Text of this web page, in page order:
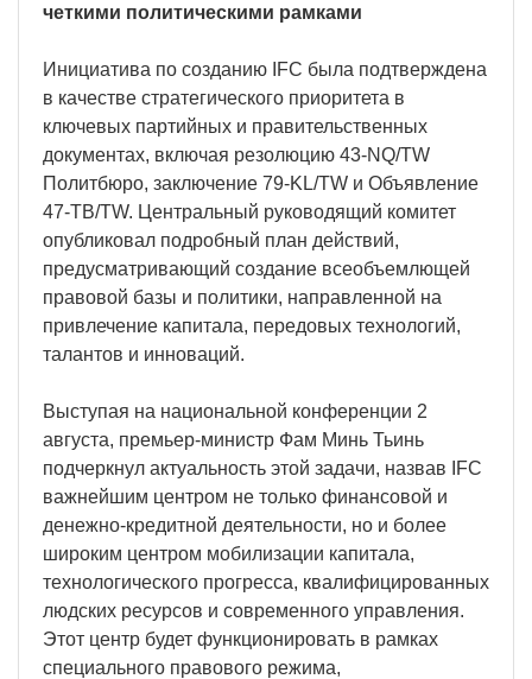
четкими политическими рамками
Инициатива по созданию IFC была подтверждена
в качестве стратегического приоритета в
ключевых партийных и правительственных
документах, включая резолюцию 43-NQ/TW
Политбюро, заключение 79-KL/TW и Объявление
47-TB/TW. Центральный руководящий комитет
опубликовал подробный план действий,
предусматривающий создание всеобъемлющей
правовой базы и политики, направленной на
привлечение капитала, передовых технологий,
талантов и инноваций.
Выступая на национальной конференции 2
августа, премьер-министр Фам Минь Тьинь
подчеркнул актуальность этой задачи, назвав IFC
важнейшим центром не только финансовой и
денежно-кредитной деятельности, но и более
широким центром мобилизации капитала,
технологического прогресса, квалифицированных
людских ресурсов и современного управления.
Этот центр будет функционировать в рамках
специального правового режима,